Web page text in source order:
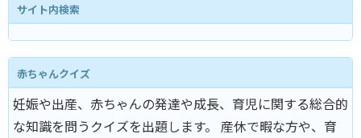
サイト内検索
赤ちゃんクイズ
妊娠や出産、赤ちゃんの発達や成長、育児に関する総合的
な知識を問うクイズを出題します。 産休で暇な方や、育